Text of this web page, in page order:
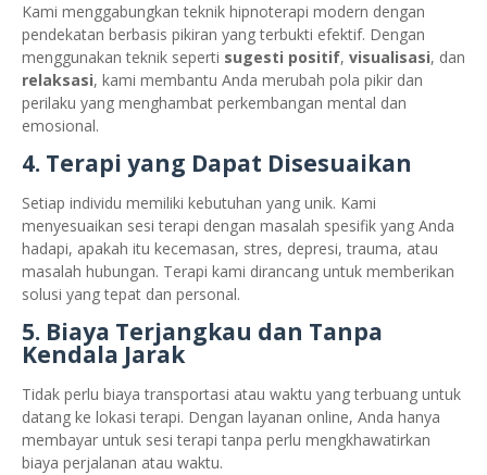
Kami menggabungkan teknik hipnoterapi modern dengan
pendekatan berbasis pikiran yang terbukti efektif. Dengan
menggunakan teknik seperti sugesti positif, visualisasi, dan
relaksasi, kami membantu Anda merubah pola pikir dan
perilaku yang menghambat perkembangan mental dan
emosional.
4. Terapi yang Dapat Disesuaikan
Setiap individu memiliki kebutuhan yang unik. Kami
menyesuaikan sesi terapi dengan masalah spesifik yang Anda
hadapi, apakah itu kecemasan, stres, depresi, trauma, atau
masalah hubungan. Terapi kami dirancang untuk memberikan
solusi yang tepat dan personal.
5. Biaya Terjangkau dan Tanpa
Kendala Jarak
Tidak perlu biaya transportasi atau waktu yang terbuang untuk
datang ke lokasi terapi. Dengan layanan online, Anda hanya
membayar untuk sesi terapi tanpa perlu mengkhawatirkan
biaya perjalanan atau waktu.